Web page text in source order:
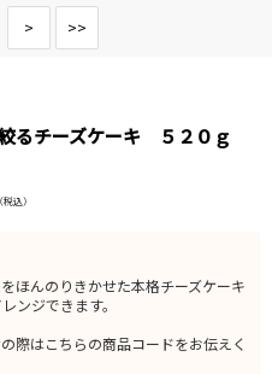
> >>
絞るチーズケーキ ５２０ｇ
税込）
ほんのりきかせた本格チーズケーキ
ンジできます。
はこちらの商品コードをお伝えく